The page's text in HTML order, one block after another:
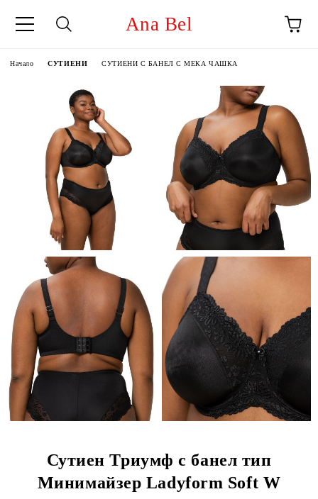
Ana Bel
Начало СУТИЕНИ СУТИЕНИ С БАНЕЛ С МЕКА ЧАШКА
Сутиен Триумф с банел тип
Минимайзер Ladyform Soft W